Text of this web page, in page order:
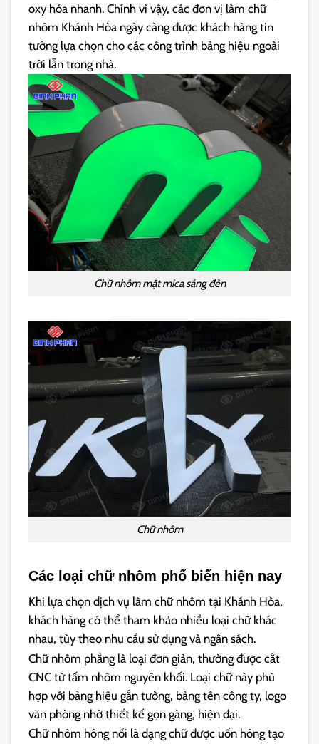
oxy hóa nhanh. Chính vì vậy, các đơn vị làm chữ
nhôm Khánh Hòa ngày càng được khách hàng tin
tưởng lựa chọn cho các công trình bảng hiệu ngoài
trời lẫn trong nhà.
Chữ nhôm mặt mica sáng đèn
Chữ nhôm
Các loại chữ nhôm phổ biến hiện nay
Khi lựa chọn dịch vụ làm chữ nhôm tại Khánh Hòa,
khách hàng có thể tham khảo nhiều loại chữ khác
nhau, tùy theo nhu cầu sử dụng và ngân sách.
Chữ nhôm phẳng là loại đơn giản, thường được cắt
CNC từ tấm nhôm nguyên khối. Loại chữ này phù
hợp với bảng hiệu gắn tường, bảng tên công ty, logo
văn phòng nhờ thiết kế gọn gàng, hiện đại.
Chữ nhôm hông nổi là dạng chữ được uốn hông tạo